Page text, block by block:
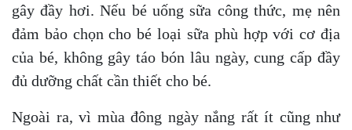
gây đầy hơi. Nếu bé uống sữa công thức, mẹ nên
đảm bảo chọn cho bé loại sữa phù hợp với cơ địa
của bé, không gây táo bón lâu ngày, cung cấp đầy
đủ dưỡng chất cần thiết cho bé.
Ngoài ra, vì mùa đông ngày nắng rất ít cũng như